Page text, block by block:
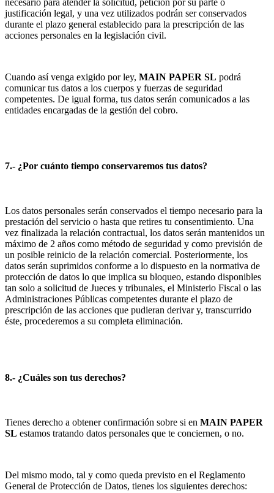
justificación legal, y una vez utilizados podrán ser conservados
durante el plazo general establecido para la prescripción de las
acciones personales en la legislación civil.
Cuando así venga exigido por ley, MAIN PAPER SL podrá
comunicar tus datos a los cuerpos y fuerzas de seguridad
competentes. De igual forma, tus datos serán comunicados a las
entidades encargadas de la gestión del cobro.
7.- ¿Por cuánto tiempo conservaremos tus datos?
Los datos personales serán conservados el tiempo necesario para la
prestación del servicio o hasta que retires tu consentimiento. Una
vez finalizada la relación contractual, los datos serán mantenidos un
máximo de 2 años como método de seguridad y como previsión de
un posible reinicio de la relación comercial. Posteriormente, los
datos serán suprimidos conforme a lo dispuesto en la normativa de
protección de datos lo que implica su bloqueo, estando disponibles
tan solo a solicitud de Jueces y tribunales, el Ministerio Fiscal o las
Administraciones Públicas competentes durante el plazo de
prescripción de las acciones que pudieran derivar y, transcurrido
éste, procederemos a su completa eliminación.
8.- ¿Cuáles son tus derechos?
Tienes derecho a obtener confirmación sobre si en MAIN PAPER
SL estamos tratando datos personales que te conciernen, o no.
Del mismo modo, tal y como queda previsto en el Reglamento
General de Protección de Datos, tienes los siguientes derechos: